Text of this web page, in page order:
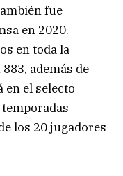
fue
en 2020.
en toda la
además de
en el selecto
los 20 jugadores